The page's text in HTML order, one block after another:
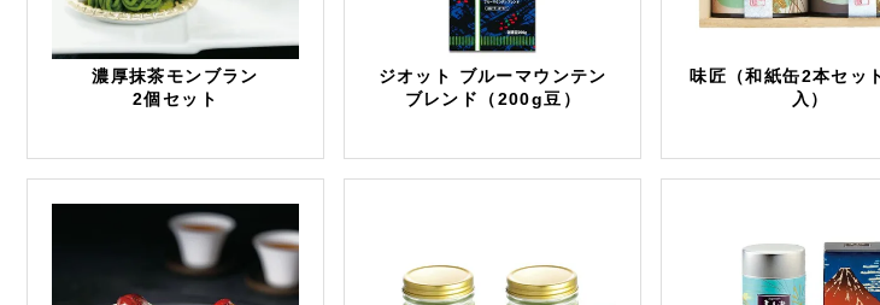
濃厚抹茶モンブラン
2個セット
ジオット ブルーマウンテン
ブレンド（200g豆）
味匠（和紙缶2本セッ
入）